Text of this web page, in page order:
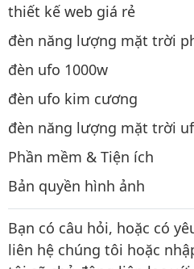
thiết kế web giá rẻ
đèn năng lượng mặt trời
đèn ufo 1000w
đèn ufo kim cương
đèn năng lượng mặt trời
Phần mềm & Tiện ích
Bản quyền hình ảnh
Bạn có câu hỏi, hoặc có
liên hệ chúng tôi hoặc